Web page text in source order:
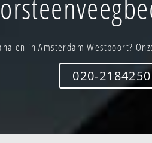
in Amsterdam Westpoort?
020-2184250